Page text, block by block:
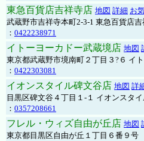
東急百貨店吉祥寺店 地図 詳細 お
武蔵野市吉祥寺本町2-3-1 東急百貨店
： 0422238971
イトーヨーカドー武蔵境店 地図
東京都武蔵野市境南町２丁目３?６ イ
： 0422303081
イオンスタイル碑文谷店 地図 詳
目黒区碑文谷４丁目１-１ イオンスタ
： 0357208661
フレル・ウィズ自由が丘店 地図
東京都目黒区自由が丘１丁目６番９号